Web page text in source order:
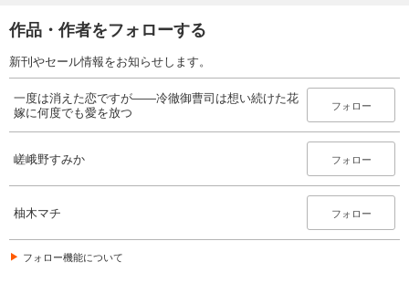
作品・作者をフォローする
新刊やセール情報をお知らせします。
一度は消えた恋ですが――冷徹御曹司は想い続けた花
嫁に何度でも愛を放つ
フォロー
嵯峨野すみか フォロー
柚木マチ フォロー
フォロー機能について